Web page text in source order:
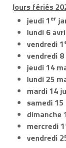
Jours fériés
jeudi 1er
lundi 6
vendredi 1
vendredi
jeudi 14
lundi 25
mardi 14
samedi
dimanche
mercredi
vendredi